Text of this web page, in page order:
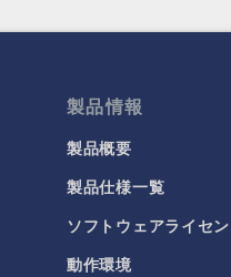
製品情報
製品概要
製品仕様一覧
ソフトウェアライセ
動作環境